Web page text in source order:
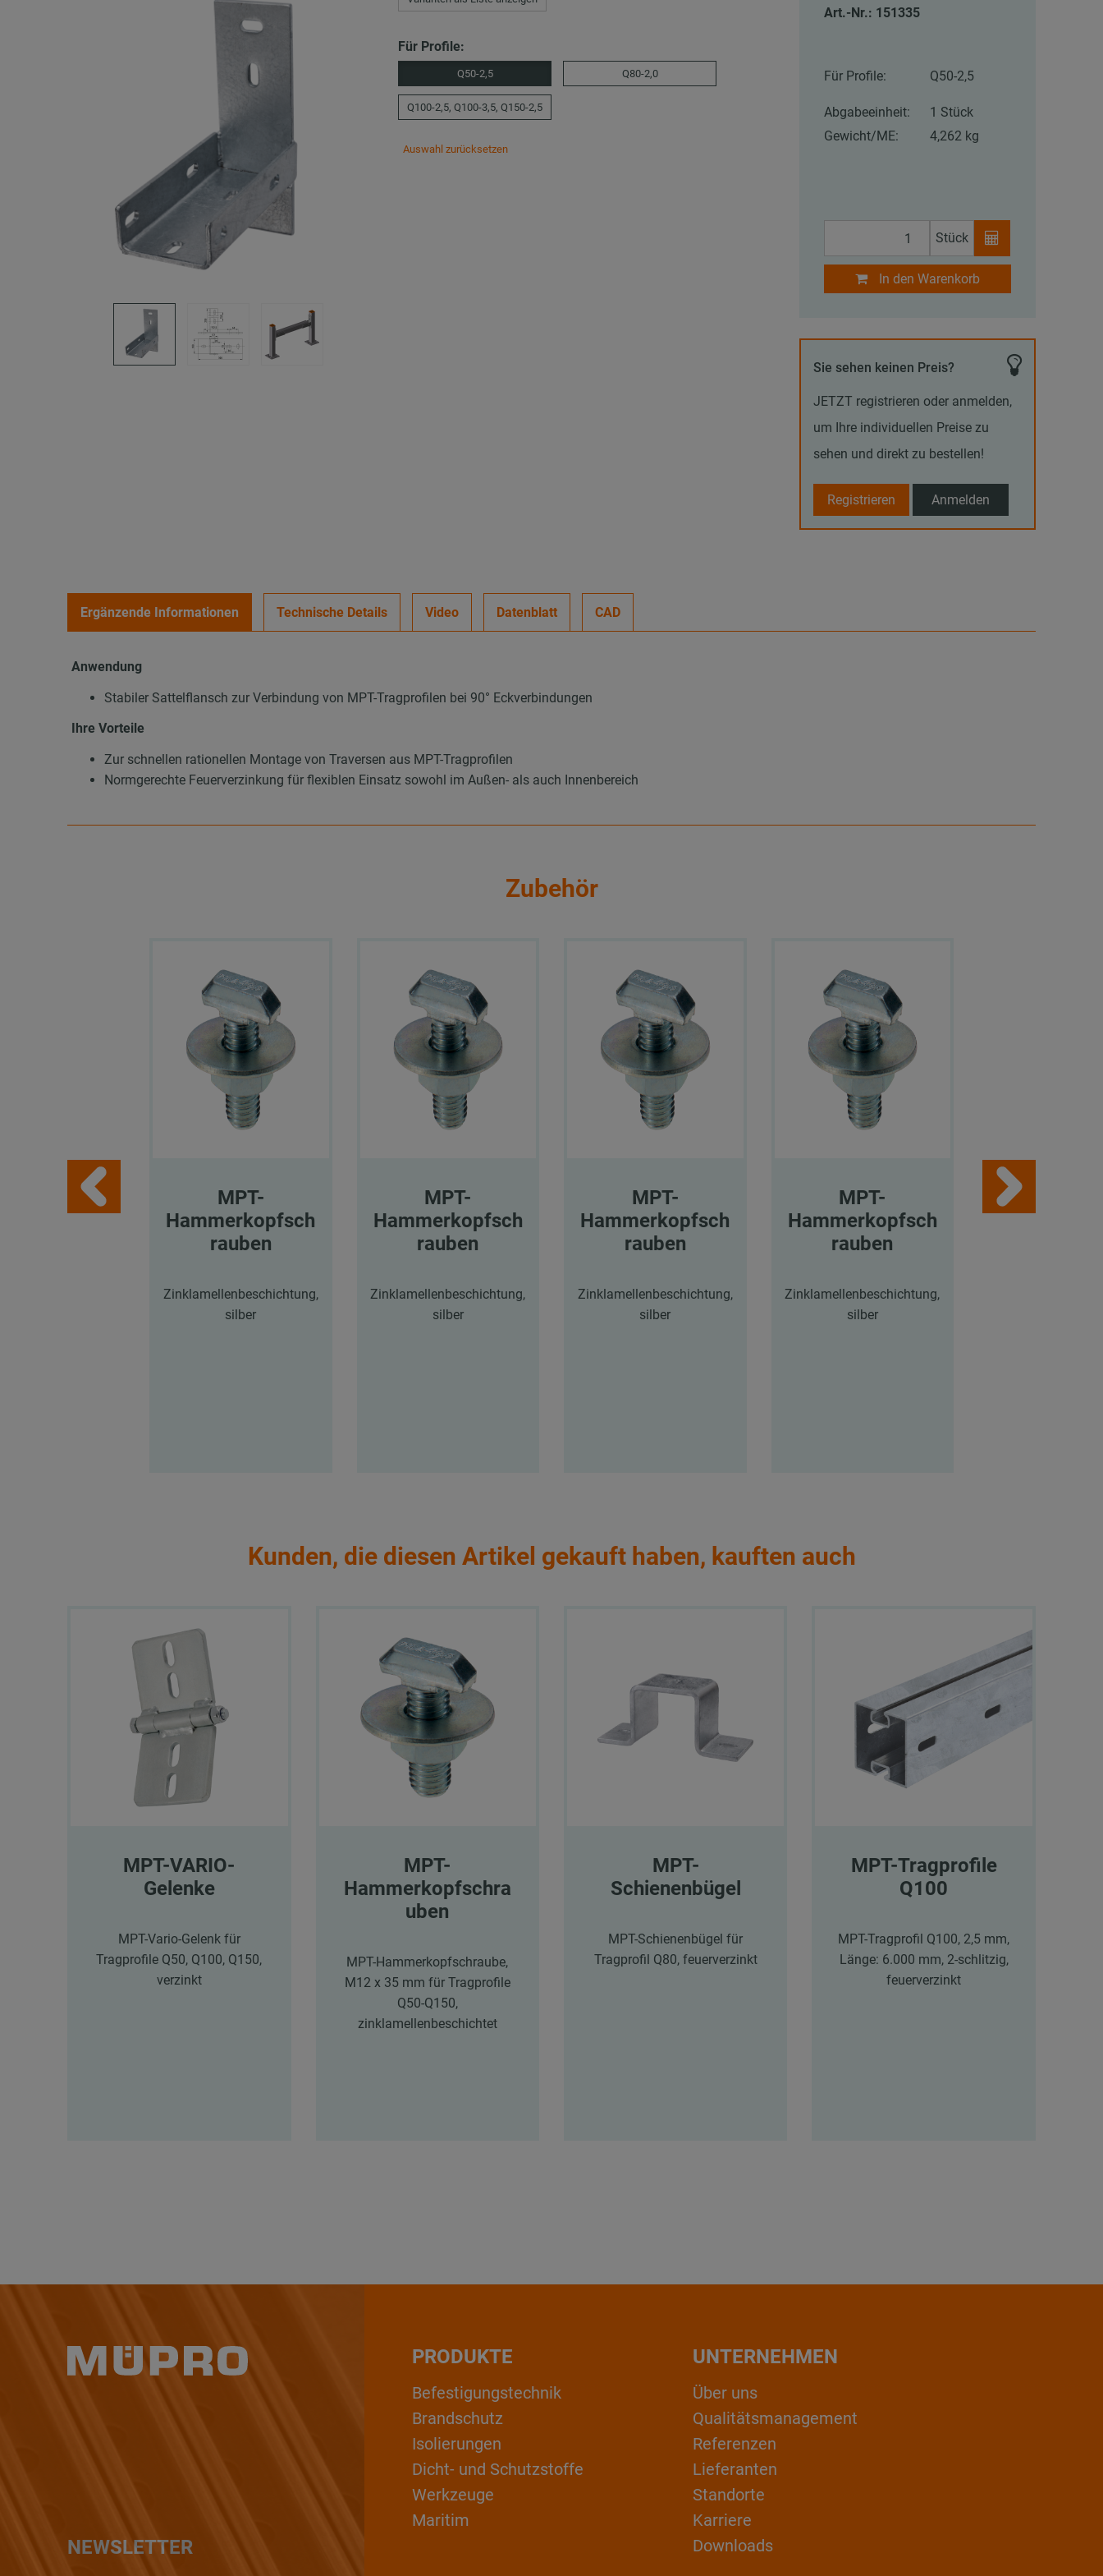
Für Profile:
Q50-2,5 Q80-2,0
Q100-2,5, Q100-3,5, Q150-2,5
Auswahl zurücksetzen
Art.-Nr.: 151335
Für Profile: Q50-2,5
Abgabeeinheit:
1 Stück
Gewicht/ME:
4,262 kg
Stück
In den Warenkorb
Sie sehen keinen Preis?
JETZT registrieren oder anmelden,
um Ihre individuellen Preise zu
sehen und direkt zu bestellen!
Registrieren Anmelden
Ergänzende Informationen Technische Details Video Datenblatt CAD
Anwendung
Stabiler Sattelflansch zur Verbindung von MPT-Tragprofilen bei 90° Eckverbindungen
Ihre Vorteile
Zur schnellen rationellen Montage von Traversen aus MPT-Tragprofilen
Normgerechte Feuerverzinkung für flexiblen Einsatz sowohl im Außen- als auch Innenbereich
Zubehör
MPT-
Hammerkopfsch
rauben
Zinklamellenbeschichtung,
silber
MPT-
Hammerkopfsch
rauben
Zinklamellenbeschichtung,
silber
MPT-
Hammerkopfsch
rauben
Zinklamellenbeschichtung,
silber
MPT-
Hammerkopfsch
rauben
Zinklamellenbeschichtung,
silber
Kunden, die diesen Artikel gekauft haben, kauften auch
MPT-VARIO-
Gelenke
MPT-Vario-Gelenk für
Tragprofile Q50, Q100, Q150,
verzinkt
MPT-
Hammerkopfschra
uben
MPT-Hammerkopfschraube,
M12 x 35 mm für Tragprofile
Q50-Q150,
zinklamellenbeschichtet
MPT-
Schienenbügel
MPT-Schienenbügel für
Tragprofil Q80, feuerverzinkt
MPT-Tragprofile
Q100
MPT-Tragprofil Q100, 2,5 mm,
Länge: 6.000 mm, 2-schlitzig,
feuerverzinkt
NEWSLETTER
PRODUKTE
Befestigungstechnik
Brandschutz
Isolierungen
Dicht- und Schutzstoffe
Werkzeuge
Maritim
UNTERNEHMEN
Über uns
Qualitätsmanagement
Referenzen
Lieferanten
Standorte
Karriere
Downloads